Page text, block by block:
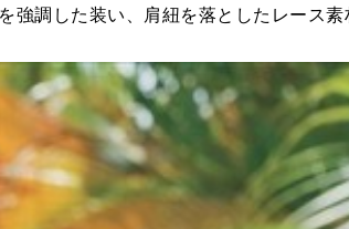
強調した装い、肩紐を落としたレース